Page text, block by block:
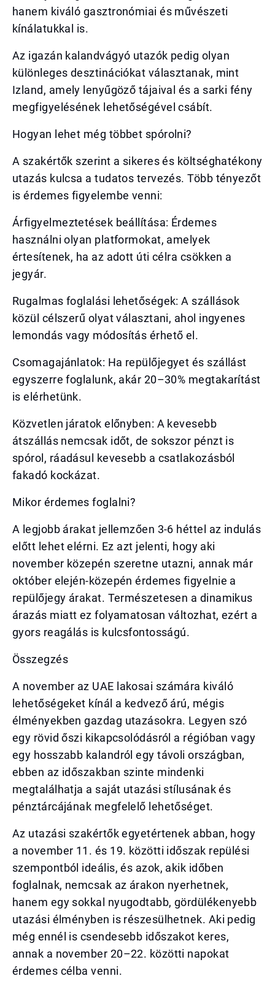
hanem kiváló gasztronómiai és művészeti
kínálatukkal is.
Az igazán kalandvágyó utazók pedig olyan
különleges desztinációkat választanak, mint
Izland, amely lenyűgöző tájaival és a sarki fény
megfigyelésének lehetőségével csábít.
Hogyan lehet még többet spórolni?
A szakértők szerint a sikeres és költséghatékony
utazás kulcsa a tudatos tervezés. Több tényezőt
is érdemes figyelembe venni:
Árfigyelmeztetések beállítása: Érdemes
használni olyan platformokat, amelyek
értesítenek, ha az adott úti célra csökken a
jegyár.
Rugalmas foglalási lehetőségek: A szállások
közül célszerű olyat választani, ahol ingyenes
lemondás vagy módosítás érhető el.
Csomagajánlatok: Ha repülőjegyet és szállást
egyszerre foglalunk, akár 20–30% megtakarítást
is elérhetünk.
Közvetlen járatok előnyben: A kevesebb
átszállás nemcsak időt, de sokszor pénzt is
spórol, ráadásul kevesebb a csatlakozásból
fakadó kockázat.
Mikor érdemes foglalni?
A legjobb árakat jellemzően 3-6 héttel az indulás
előtt lehet elérni. Ez azt jelenti, hogy aki
november közepén szeretne utazni, annak már
október elején-közepén érdemes figyelnie a
repülőjegy árakat. Természetesen a dinamikus
árazás miatt ez folyamatosan változhat, ezért a
gyors reagálás is kulcsfontosságú.
Összegzés
A november az UAE lakosai számára kiváló
lehetőségeket kínál a kedvező árú, mégis
élményekben gazdag utazásokra. Legyen szó
egy rövid őszi kikapcsolódásról a régióban vagy
egy hosszabb kalandról egy távoli országban,
ebben az időszakban szinte mindenki
megtalálhatja a saját utazási stílusának és
pénztárcájának megfelelő lehetőséget.
Az utazási szakértők egyetértenek abban, hogy
a november 11. és 19. közötti időszak repülési
szempontból ideális, és azok, akik időben
foglalnak, nemcsak az árakon nyerhetnek,
hanem egy sokkal nyugodtabb, gördülékenyebb
utazási élményben is részesülhetnek. Aki pedig
még ennél is csendesebb időszakot keres,
annak a november 20–22. közötti napokat
érdemes célba venni.